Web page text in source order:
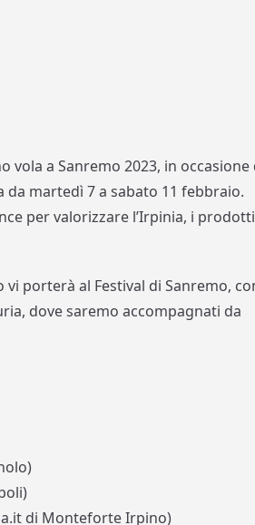
vola a Sanremo 2023, in occasione
da martedì 7 a sabato 11 febbraio.
per valorizzare l’Irpinia, i
porterà al Festival di Sanremo,
dove saremo accompagnati da
di Monteforte Irpino)